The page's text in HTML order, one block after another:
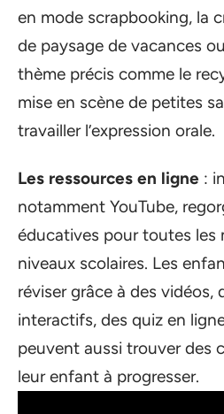
en mode scrapbooking, la
de paysage de vacances
thème précis comme le
mise en scène de petites
travailler l’expression orale.
Les ressources en ligne :
notamment YouTube,
éducatives pour toutes les
niveaux scolaires. Les
réviser grâce à des vidéos,
interactifs, des quiz en
peuvent aussi trouver des
leur enfant à progresser.